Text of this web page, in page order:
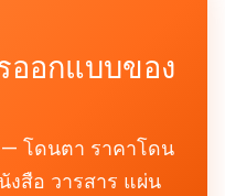
ออกแบบของ
โดนตา ราคาโดน
สือ วารสาร แผ่น